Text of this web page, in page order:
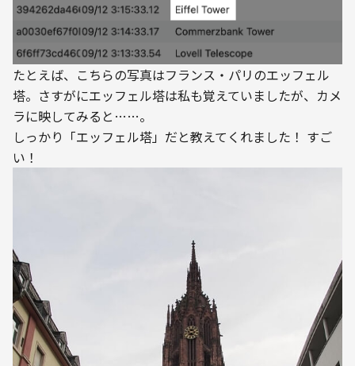
たとえば、こちらの写真はフランス・パリのエッフェル
塔。さすがにエッフェル塔は私も覚えていましたが、カメ
ラに映してみると……。
しっかり「エッフェル塔」だと教えてくれました！ すご
い！